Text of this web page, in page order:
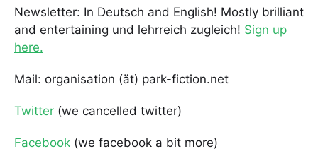
Newsletter: In Deutsch and English! Mostly brilliant
and entertaining und lehrreich zugleich! Sign up
here.
Mail: organisation (ät) park-fiction.net
Twitter (we cancelled twitter)
Facebook (we facebook a bit more)